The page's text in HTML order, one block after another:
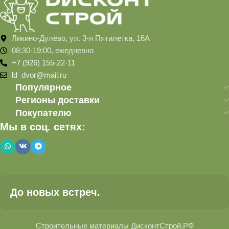
Ликино-Дулёво, ул. 3-я Пятилетка, 16А
08:30-19:00, ежедневно
+7 (926) 155-22-11
ld_dvor@mail.ru
Популярное
Регионы доставки
Покупателю
Мы в соц. сетях:
До новых встреч.
Строительные материалы ДисконтСтрой.РФ